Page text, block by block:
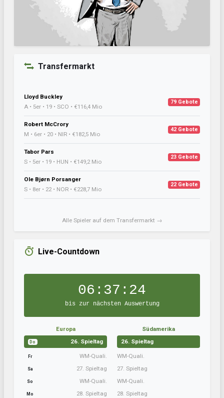
Transfermarkt
Lloyd Buckley
A • 5er • 19 • SCO • €116,4 Mio
79 Gebote
Robert McCrory
M • 6er • 20 • NIR • €182,5 Mio
42 Gebote
Tabor Pars
S • 5er • 19 • HUN • €149,2 Mio
23 Gebote
Ole Bjørn Porsanger
S • 8er • 22 • NOR • €228,7 Mio
22 Gebote
Alle Spieler auf dem Transfermarkt →
Live-Countdown
06:37:24
bis zur nächsten Auswertung
Europa
Do 26. Spieltag
Fr WM-Quali.
Sa 27. Spieltag
So WM-Quali.
Mo 28. Spieltag
Südamerika
26. Spieltag
WM-Quali.
27. Spieltag
WM-Quali.
28. Spieltag